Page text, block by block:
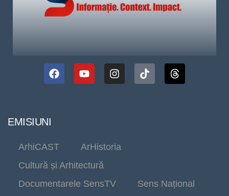
EMISIUNI
ArhiCAST
ArHistoria
Cultură și Arhitectură
Documentarele SensTV
Sens Național